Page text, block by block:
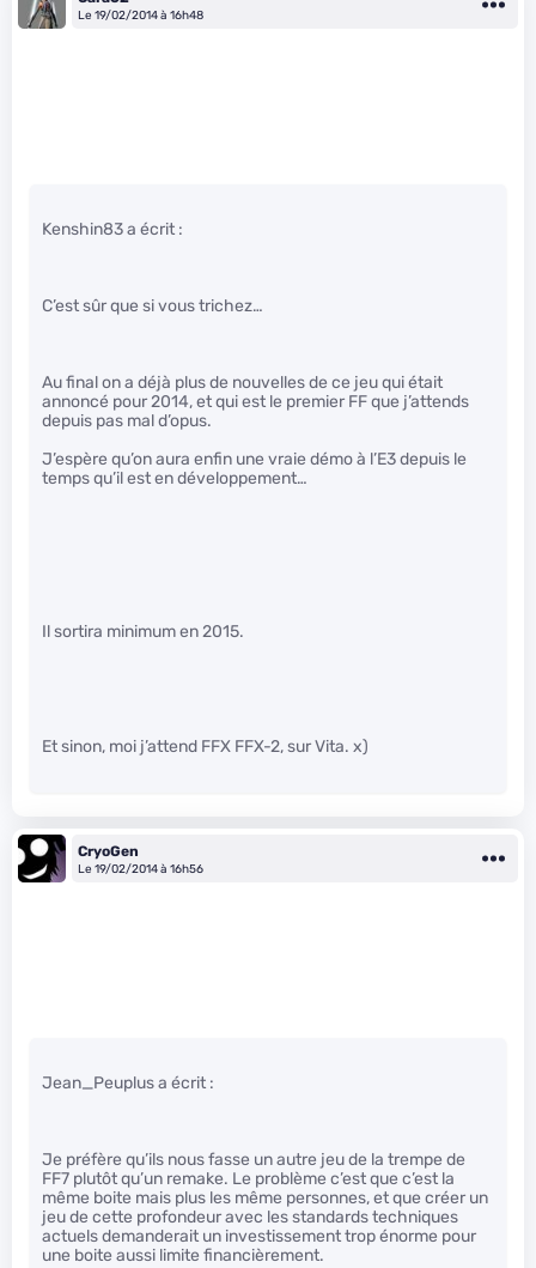
Le 19/02/2014 à 16h48
Kenshin83 a écrit :
C’est sûr que si vous trichez…
Au final on a déjà plus de nouvelles de ce jeu qui était
annoncé pour 2014, et qui est le premier FF que j’attends
depuis pas mal d’opus.
J’espère qu’on aura enfin une vraie démo à l’E3 depuis le
temps qu’il est en développement…
Il sortira minimum en 2015.
Et sinon, moi j’attend FFX FFX-2, sur Vita. x)
CryoGen
Le 19/02/2014 à 16h56
Jean_Peuplus a écrit :
Je préfère qu’ils nous fasse un autre jeu de la trempe de
FF7 plutôt qu’un remake. Le problème c’est que c’est la
même boite mais plus les même personnes, et que créer un
jeu de cette profondeur avec les standards techniques
actuels demanderait un investissement trop énorme pour
une boite aussi limite financièrement.